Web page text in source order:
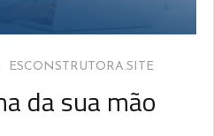
ESCONSTRUTORA.SITE
da sua mão